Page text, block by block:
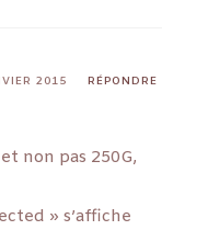
2015 RÉPONDRE
non pas 250G,
» s’affiche